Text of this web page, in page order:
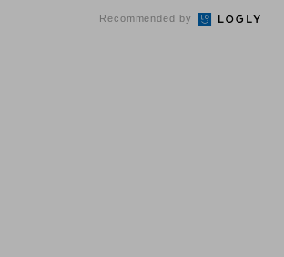
Recommended by